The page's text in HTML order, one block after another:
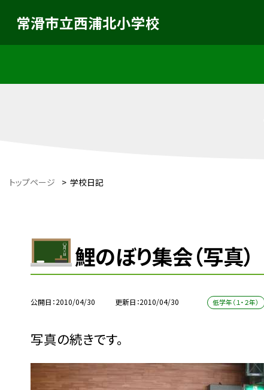
常滑市立西浦北小学校
トップページ > 学校日記
鯉のぼり集会（写真）
公開日 2010/04/30 更新日 2010/04/30 低学年（１・２年）
写真の続きです。